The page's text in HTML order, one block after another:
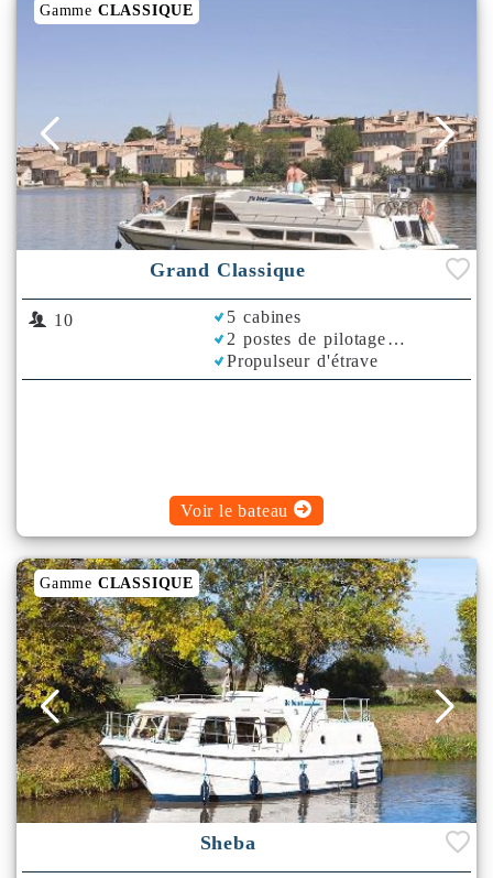
Gamme CLASSIQUE
Grand Classique
10
5 cabines
2 postes de pilotage
Propulseur d'étrave
Rafraichisseur d'Air
Voir le bateau
Gamme CLASSIQUE
Sheba